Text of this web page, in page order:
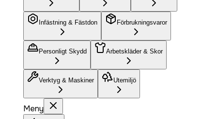
Infästning & Fästdon Förbrukningsvaror
Personligt Skydd Arbetskläder & Skor
Verktyg & Maskiner Utemiljö
Meny